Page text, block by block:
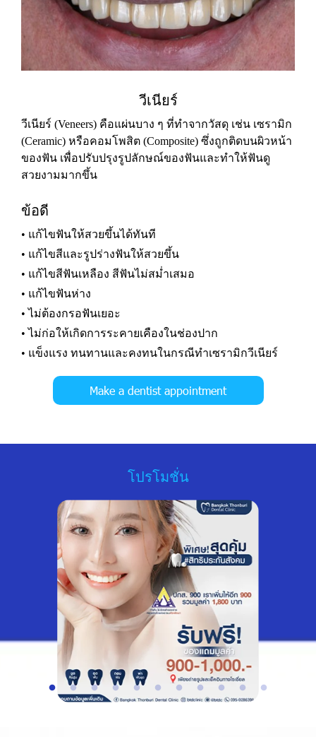
วีเนียร์
วีเนียร์ (Veneers) คือแผ่นบาง ๆ ที่ทำจากวัสดุ เช่น เซรามิก
(Ceramic) หรือคอมโพสิต (Composite) ซึ่งถูกติดบนผิวหน้า
ของฟัน เพื่อปรับปรุงรูปลักษณ์ของฟันและทำให้ฟันดู
สวยงามมากขึ้น
ข้อดี
• แก้ไขฟันให้สวยขึ้นได้ทันที
• แก้ไขสีและรูปร่างฟันให้สวยขึ้น
• แก้ไขสีฟันเหลือง สีฟันไม่สม่ำเสมอ
• แก้ไขฟันห่าง
• ไม่ต้องกรอฟันเยอะ
• ไม่ก่อให้เกิดการระคายเคืองในช่องปาก
• แข็งแรง ทนทานและคงทนในกรณีทำเซรามิกวีเนียร์
Make a dentist appointment
โปรโมชั่น